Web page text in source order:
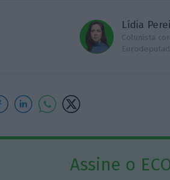
Lídia
Colunista
Assine o